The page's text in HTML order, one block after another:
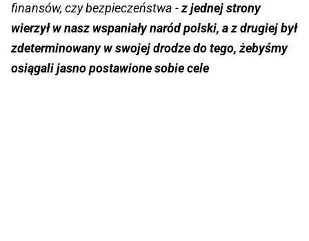
finansów, czy bezpieczeństwa -z jednej strony
wierzył w nasz wspaniały naród polski, a z drugiej był
zdeterminowany w swojej drodze do tego, żebyśmy
osiągali jasno postawione sobie cele